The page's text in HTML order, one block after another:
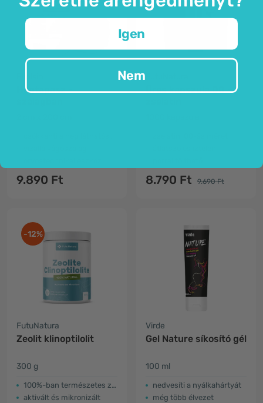
Hegtapasz -
9.890 Ft
Üres kapszula 00 –
8.790 Ft 9.690 Ft
-12%
FutuNatura
Zeolit klinoptilolit
300 g
100%-ban természetes zeolit
aktivált és mikronizált
Virde
Gel Nature síkosító gél
100 ml
​nedvesíti a nyálkahártyát
még több élvezet
Igen
Nem